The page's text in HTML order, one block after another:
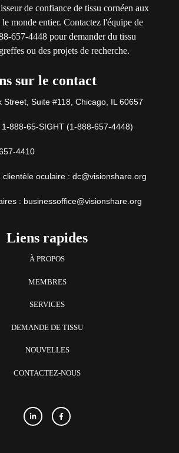
de confiance de tissu cornéen aux
monde entier. Contactez l'équipe de
657-4448 pour demander du tissu
ou des projets de recherche.
sur le contact
Street, Suite #118, Chicago, IL 60657
1-888-65-SIGHT (1-888-657-4448)
4410
clientèle oculaire : dc@visionshare.org
: businessoffice@visionshare.org
Liens rapides
À PROPOS
MEMBRES
SERVICES
DEMANDE DE TISSU
NOUVELLES
CONTACTEZ-NOUS